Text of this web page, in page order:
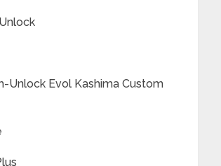
Unlock Evol Kashima Custom